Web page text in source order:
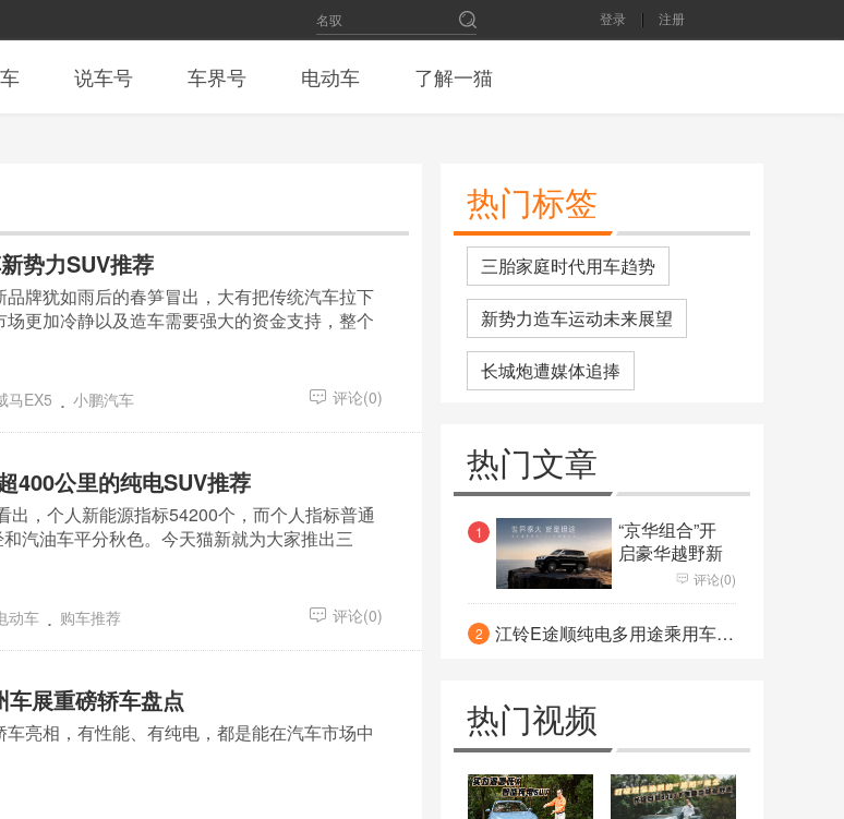
登录 注册
说车号 车界号 电动车 了解一猫
势力SUV推荐
牌犹如雨后的春笋冒出，大有把传统汽车拉下
更加冷静以及造车需要强大的资金支持，整个
马EX5 . 小鹏汽车 评论(0)
400公里的纯电SUV推荐
出，个人新能源指标54200个，而个人指标普通
汽油车平分秋色。今天猫新就为大家推出三
动车 . 购车推荐 评论(0)
展重磅轿车盘点
亮相，有性能、有纯电，都是能在汽车市场中
热门标签
三胎家庭时代用车趋势
新势力造车运动未来展望
长城炮遭媒体追捧
万，300Ps+空悬 要啥宝马X5
2月份SUV销量排名：长安CS75
力压哈弗H6成新霸主
能否和特斯拉/蔚来掰手腕 大众
ID.6X曝光 轴距接近途昂
依然站“C”位 全新梅赛德斯-奔驰
C级很“S”
凝固时光镌刻永恒 劳斯莱斯幻
热门文章
1
“京华组合”开
启豪华越野新
评论(0)
2 江铃E途顺纯电多用途乘用车亮相
热门视频